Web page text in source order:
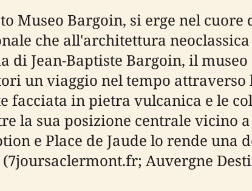
Museo Bargoin, si erge nel
che all'architettura
di Jean-Baptiste Bargoin, il
un viaggio nel tempo attraverso
facciata in pietra vulcanica e le
la sua posizione centrale vicino
e Place de Jaude lo rende una
Auvergne